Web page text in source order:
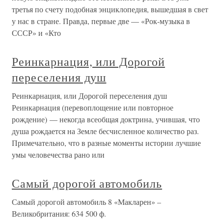
третья по счету подобная энциклопедия, вышедшая в свет
у нас в стране. Правда, первые две — «Рок-музыка в
СССР» и «Кто
Реинкарнация, или Дорогой
переселения душ
Реинкарнация, или Дорогой переселения душ
Реинкарнация (перевоплощение или повторное
рождение) — некогда всеобщая доктрина, учившая, что
душа рождается на Земле бесчисленное количество раз.
Примечательно, что в разные моменты истории лучшие
умы человечества рано или
Самый дорогой автомобиль
Самый дорогой автомобиль 8 «Макларен» –
Великобритания: 634 500 ф.